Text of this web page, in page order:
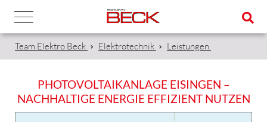
Team Elektro Beck Elektrotechnik Leistungen
PHOTOVOLTAIKANLAGE EISINGEN –
NACHHALTIGE ENERGIE EFFIZIENT NUTZEN